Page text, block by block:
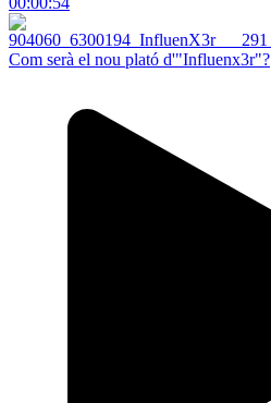
Com serà el nou plató d'"Influenx3r"?